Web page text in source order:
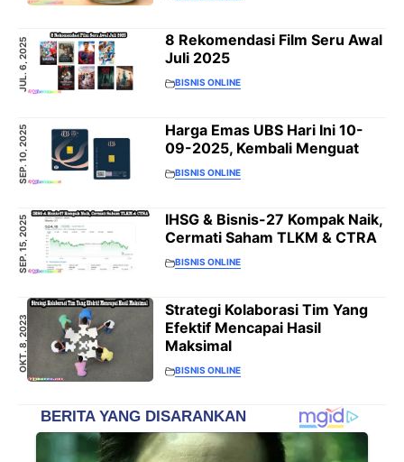
JUL. 6, 2025
8 Rekomendasi Film Seru Awal
Juli 2025
BISNIS ONLINE
SEP. 10, 2025
Harga Emas UBS Hari Ini 10-
09-2025, Kembali Menguat
BISNIS ONLINE
SEP. 15, 2025
IHSG & Bisnis-27 Kompak Naik,
Cermati Saham TLKM & CTRA
BISNIS ONLINE
OKT. 8, 2023
Strategi Kolaborasi Tim Yang
Efektif Mencapai Hasil
Maksimal
BISNIS ONLINE